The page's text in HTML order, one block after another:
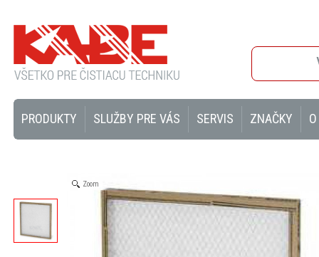
PRODUKTY SLUŽBY PRE VÁS SERVIS ZNAČKY
Zoom